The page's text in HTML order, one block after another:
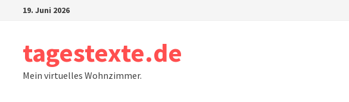
19. Juni 2026
tagestexte.de
Mein virtuelles Wohnzimmer.